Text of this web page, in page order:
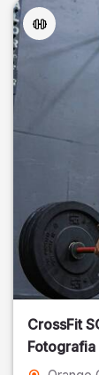
CrossFit
Fotografia